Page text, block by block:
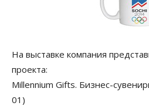
На выставке компания
проекта:
Millennium Gifts. Бизнес-
01)